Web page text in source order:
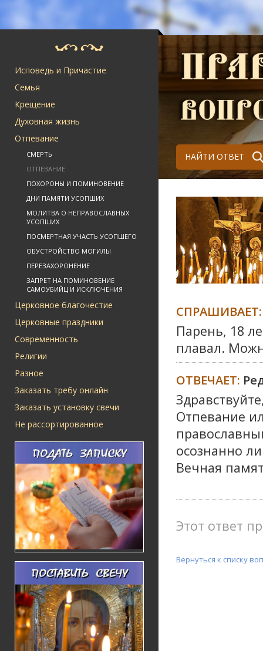
Исповедь и Причастие
Семья
Крещение
Духовная жизнь
Отпевание
СМЕРТЬ
ОТПЕВАНИЕ
ПОХОРОНЫ И ПОМИНОВЕНИЕ
ДНИ ПАМЯТИ УСОПШИХ
МОЛИТВА О НЕПРАВОСЛАВНЫХ
УСОПШИХ
ПОСМЕРТНАЯ УЧАСТЬ УСОПШЕГО
ОБУСТРОЙСТВО МОГИЛЫ
ПЕРЕЗАХОРОНЕНИЕ
ЗАПРЕТ НА ПОМИНОВЕНИЕ
САМОУБИЙЦ И ИСКЛЮЧЕНИЯ
Церковное благочестие
Церковные праздники
Современность
Религии
Разное
Заказать требу онлайн
Заказать установку свечи
Не рассортированное
НАЙТИ ОТВЕТ
СПРАШИВАЕТ:
Парень, 18
плавал.
ОТВЕЧАЕТ:
Отпевание
осознанно
Вечная
Этот ответ
Вернуться к списку